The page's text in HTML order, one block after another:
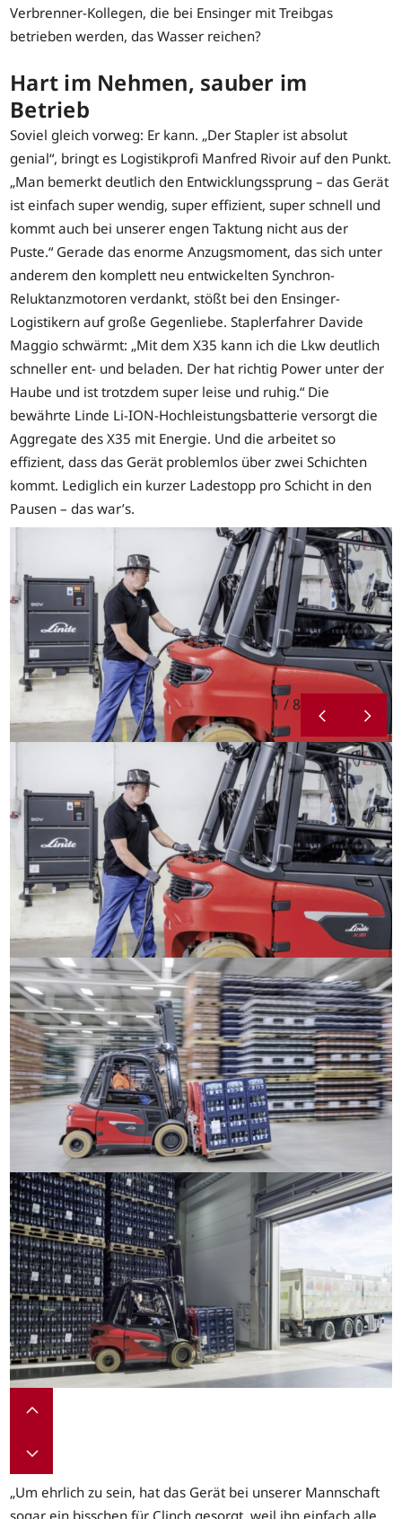
Verbrenner-Kollegen, die bei Ensinger mit Treibgas
betrieben werden, das Wasser reichen?
Hart im Nehmen, sauber im
Betrieb
Soviel gleich vorweg: Er kann. „Der Stapler ist absolut
genial“, bringt es Logistikprofi Manfred Rivoir auf den Punkt.
„Man bemerkt deutlich den Entwicklungssprung – das Gerät
ist einfach super wendig, super effizient, super schnell und
kommt auch bei unserer engen Taktung nicht aus der
Puste.“ Gerade das enorme Anzugsmoment, das sich unter
anderem den komplett neu entwickelten Synchron-
Reluktanzmotoren verdankt, stößt bei den Ensinger-
Logistikern auf große Gegenliebe. Staplerfahrer Davide
Maggio schwärmt: „Mit dem X35 kann ich die Lkw deutlich
schneller ent- und beladen. Der hat richtig Power unter der
Haube und ist trotzdem super leise und ruhig.“ Die
bewährte Linde Li-ION-Hochleistungsbatterie versorgt die
Aggregate des X35 mit Energie. Und die arbeitet so
effizient, dass das Gerät problemlos über zwei Schichten
kommt. Lediglich ein kurzer Ladestopp pro Schicht in den
Pausen – das war’s.
1 / 8
„Um ehrlich zu sein, hat das Gerät bei unserer Mannschaft